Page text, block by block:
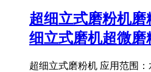
超细立式磨粉机
细立式磨机超微磨
超细立式磨粉机 应用范围